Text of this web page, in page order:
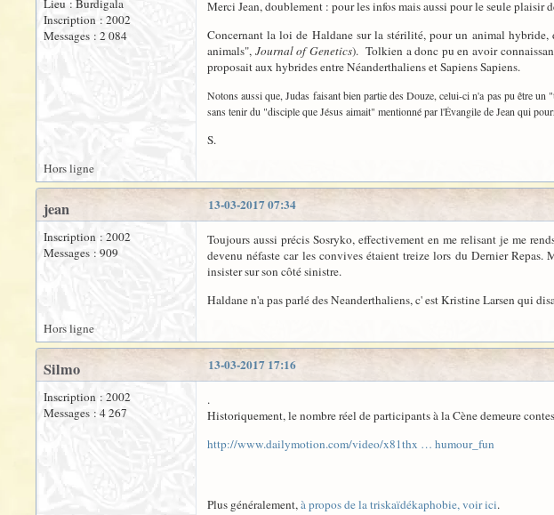
Lieu : Burdigala
Inscription : 2002
Messages : 2 084
Merci Jean, doublement : pour les infos mais aussi pour le seule plaisir
Concernant la loi de Haldane sur la stérilité, pour un animal
animals", Journal of Genetics). Tolkien a donc pu en avoir
proposait aux hybrides entre Néanderthaliens et Sapiens Sapiens.
Notons aussi que, Judas faisant bien partie des Douze, celui-ci n'a pas pu être
sans tenir du "disciple que Jésus aimait" mentionné par l'Évangile de Jean qui
S.
Hors ligne
13-03-2017 07:34
jean
Inscription : 2002
Messages : 909
Toujours aussi précis Sosryko, effectivement en me relisant je me
devenu néfaste car les convives étaient treize lors du Dernier
insister sur son côté sinistre.
Haldane n'a pas parlé des Neanderthaliens, c' est Kristine Larsen qui
Hors ligne
13-03-2017 17:16
Silmo
Inscription : 2002
Messages : 4 267
.
Historiquement, le nombre réel de participants à la Cène demeure
http://www.dailymotion.com/video/x81thx … humour_fun
Plus généralement,à propos de la triskaïdékaphobie, voir ici.